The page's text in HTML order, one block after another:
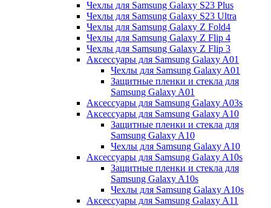
Чехлы для Samsung Galaxy S23 Plus
Чехлы для Samsung Galaxy S23 Ultra
Чехлы для Samsung Galaxy Z Fold4
Чехлы для Samsung Galaxy Z Flip 4
Чехлы для Samsung Galaxy Z Flip 3
Аксессуары для Samsung Galaxy A01
Чехлы для Samsung Galaxy A01
Защитные пленки и стекла для
Samsung Galaxy A01
Аксессуары для Samsung Galaxy A03s
Аксессуары для Samsung Galaxy A10
Защитные пленки и стекла для
Samsung Galaxy A10
Чехлы для Samsung Galaxy A10
Аксессуары для Samsung Galaxy A10s
Защитные пленки и стекла для
Samsung Galaxy A10s
Чехлы для Samsung Galaxy A10s
Аксессуары для Samsung Galaxy A11